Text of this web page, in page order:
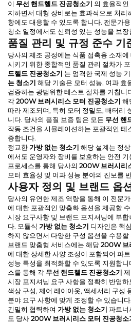
이 무선 핸드헬드 진공청소기 의 효율적인
지하면서 대형 장비로는 효과적으로 처리
항에도 대응할 수 있도록 합니다. 전문가
청소 일정에서도 신뢰성 있는 성능을 보장
품질 관리 및 규정 준수 기
당사의 제조 공정에는 식품 접촉용 소재
시키기 위한 종합적인 품질 관리 절차가
드헬드 진공청소기 는 엄격한 국제 성능
는 청소기 해당 기술은 모터 성능, 여과 효
검증하는 광범위한 테스트 절차를 거칩니
각200W 브러시리스 모터 진공청소기 해
따라 제조되며, 특히 모터 정밀도, 배터리
니다. 당사의 품질 보증 팀은 모든 무선 핸
작동 조건을 시뮬레이션하는 포괄적인 테
증합니다.
정교한가방 없는 청소기 해당 설계는 정
에서도 운영자와 장비를 보호하는 안전
프로세스를 통해 당사의 200W 브러시리
모터 효율성 및 여과 성능 분야의 진보를
사용자 정의 및 브랜드 옵
당사의 유연한 제조 역량을 통해 이 전문
에 대한 포괄적인 맞춤화 옵션을 제공할
시장 요구사항 및 브랜드 포지셔닝에 부
다. 모듈식 가방 없는 청소기 디자인은 핵
하지 않으면서 다양한 구성 옵션을 수용
브랜드 맞춤형 서비스에는 해당200W 브
에 대한 상세한 사양 조정이 포함되어 파
성능 특성을 최적화할 수 있도록 지원합
스를 통해 각 무선 핸드헬드 진공청소기
시장 포지셔닝 요구 사항을 정확히 반영하
색상 구성, 제어 레이아웃, 액세서리 구성
분야 요구 사항에 맞게 조정할 수 있습니
긴밀히 협력하여 가방 없는 청소기 파트너
도 당사200W 브러시리스 모터 진공청소